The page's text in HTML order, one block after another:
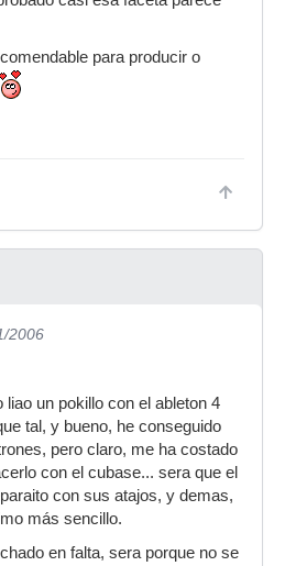
para producir o
2006
liao un pokillo con el ableton 4
tal, y bueno, he conseguido
pero claro, me ha costado
con el cubase... sera que el
con sus atajos, y demas,
más sencillo.
en falta, sera porque no se